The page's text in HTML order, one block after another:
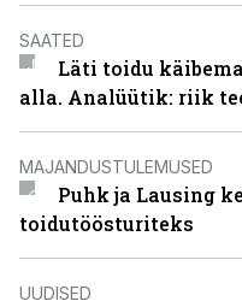
SAATED
Läti toidu
alla. Analüütik: riik
MAJANDUSTULEMUSED
Puhk ja Lausing
toidutöösturiteks
UUDISED